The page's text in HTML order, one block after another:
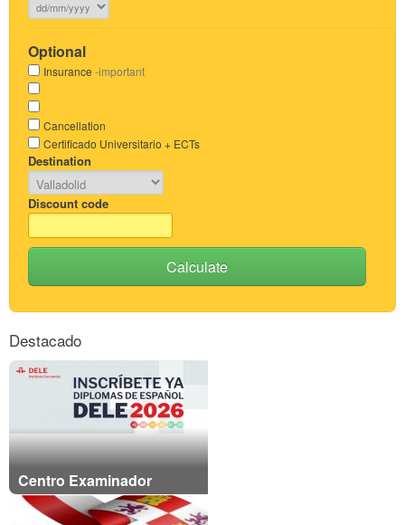
Optional
Insurance -important
Cancellation
Certificado Universitario + ECTs
Destination
Discount code
Calculate
Destacado
Centro Examinador